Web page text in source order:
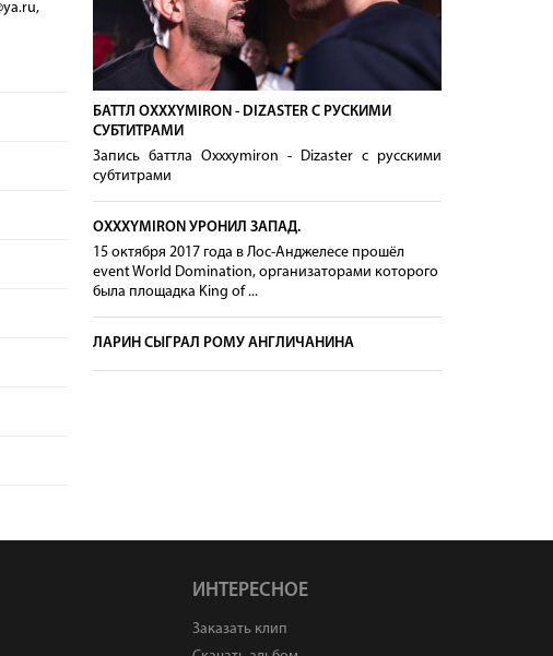
БАТТЛ OXXXYMIRON - DIZASTER С РУСКИМИ
СУБТИТРАМИ
Запись баттла Oxxxymiron - Dizaster с русскими
субтитрами
OXXXYMIRON УРОНИЛ ЗАПАД.
15 октября 2017 года в Лос-Анджелесе прошёл
event World Domination, организаторами которого
была площадка King of ...
ЛАРИН СЫГРАЛ РОМУ АНГЛИЧАНИНА
ИНТЕРЕСНОЕ
Заказать клип